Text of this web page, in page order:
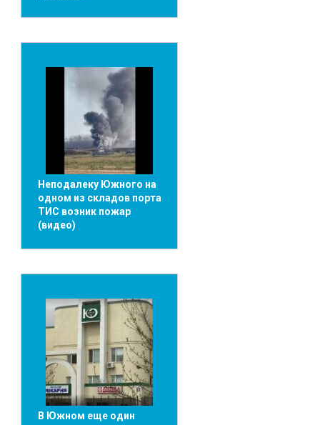
Неподалеку Южного на
одном из складов порта
ТИС возник пожар
(видео)
В Южном еще один